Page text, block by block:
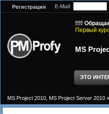
Регистрация E-Mail
!!!!
Первый
MS
ЭТО
MS Project 2010, MS Project Server 2010 »